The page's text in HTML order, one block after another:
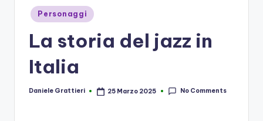
Posted
in
Personaggi
La storia del jazz in
Italia
Posted
Daniele Grattieri 25 Marzo 2025 No Comments